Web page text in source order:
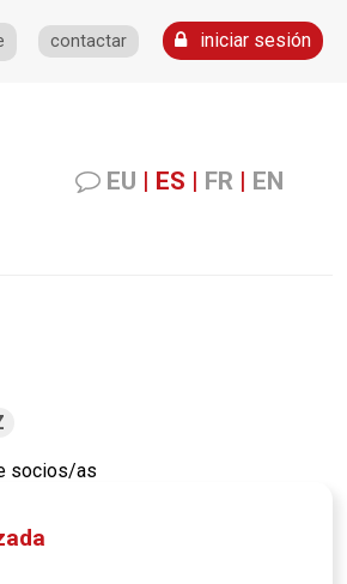
contactar iniciar sesión
EU | ES | FR | EN
socios/as